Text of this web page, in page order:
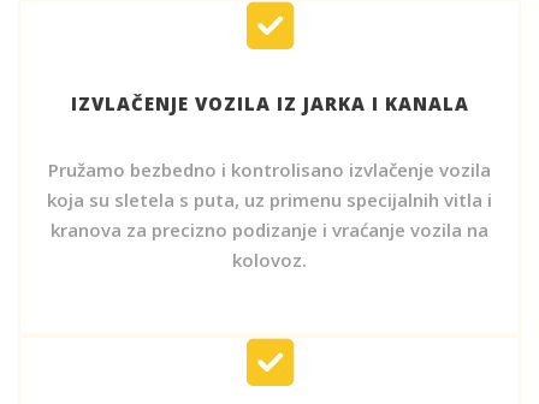
IZVLAČENJE VOZILA IZ JARKA I KANALA
Pružamo bezbedno i kontrolisano izvlačenje vozila
koja su sletela s puta, uz primenu specijalnih vitla i
kranova za precizno podizanje i vraćanje vozila na
kolovoz.